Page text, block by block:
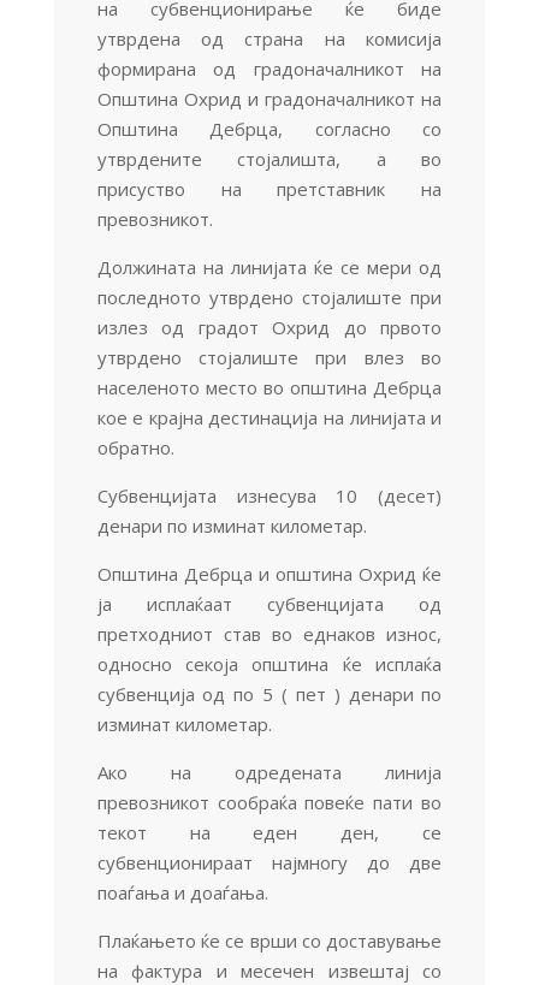
на субвенционирање ќе биде
утврдена од страна на комисија
формирана од градоначалникот на
Општина Охрид и градоначалникот на
Општина Дебрца, согласно со
утврдените стојалишта, а во
присуство на претставник на
превозникот.
Должината на линијата ќе се мери од
последното утврдено стојалиште при
излез од градот Охрид до првото
утврдено стојалиште при влез во
населеното место во општина Дебрца
кое е крајна дестинација на линијата и
обратно.
Субвенцијата изнесува 10 (десет)
денари по изминат километар.
Општина Дебрца и општина Охрид ќе
ја исплаќаат субвенцијата од
претходниот став во еднаков износ,
односно секоја општина ќе исплаќа
субвенција од по 5 ( пет ) денари по
изминат километар.
Ако на одредената линија
превозникот сообраќа повеќе пати во
текот на еден ден, се
субвенционираат најмногу до две
поаѓања и доаѓања.
Плаќањето ќе се врши со доставување
на фактура и месечен извештај со